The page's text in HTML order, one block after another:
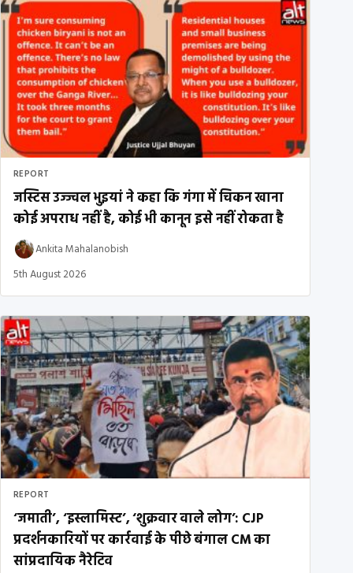
REPORT
जस्टिस उज्ज्वल भुइयां ने कहा कि गंगा में चिकन खाना
कोई अपराध नहीं है, कोई भी कानून इसे नहीं रोकता है
Ankita Mahalanobish
5th August 2026
REPORT
‘जमाती’, ‘इस्लामिस्ट’, ‘शुक्रवार वाले लोग’: CJP
प्रदर्शनकारियों पर कार्रवाई के पीछे बंगाल CM का
सांप्रदायिक नैरेटिव